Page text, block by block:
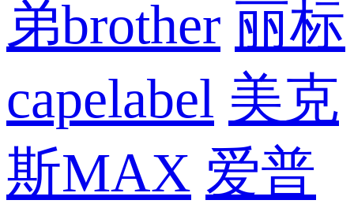
弟brother 丽标
capelabel 美克
斯MAX 爱普